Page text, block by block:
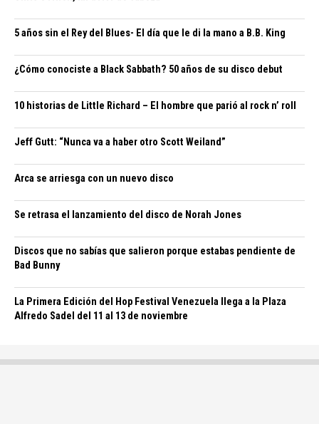
5 años sin el Rey del Blues- El día que le di la mano a B.B. King
¿Cómo conociste a Black Sabbath? 50 años de su disco debut
10 historias de Little Richard – El hombre que parió al rock n’ roll
Jeff Gutt: “Nunca va a haber otro Scott Weiland”
Arca se arriesga con un nuevo disco
Se retrasa el lanzamiento del disco de Norah Jones
Discos que no sabías que salieron porque estabas pendiente de
Bad Bunny
La Primera Edición del Hop Festival Venezuela llega a la Plaza
Alfredo Sadel del 11 al 13 de noviembre